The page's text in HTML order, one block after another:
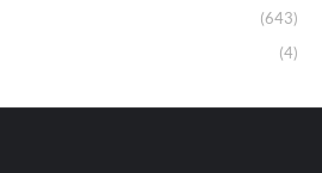
(643)
(4)